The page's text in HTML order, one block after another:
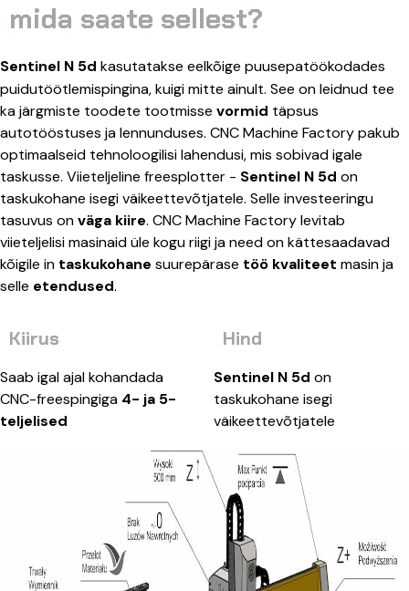
mida saate sellest?
Sentinel N 5d kasutatakse eelkõige puusepatöökodades
puidutöötlemispingina, kuigi mitte ainult. See on leidnud tee
ka järgmiste toodete tootmisse vormid täpsus
autotööstuses ja lennunduses. CNC Machine Factory pakub
optimaalseid tehnoloogilisi lahendusi, mis sobivad igale
taskusse. Viieteljeline freesplotter - Sentinel N 5d on
taskukohane isegi väikeettevõtjatele. Selle investeeringu
tasuvus onväga kiire. CNC Machine Factory levitab
viieteljelisi masinaid üle kogu riigi ja need on kättesaadavad
kõigile in taskukohane suurepärase töö kvaliteet masin ja
selle etendused.
Kiirus
Saab igal ajal kohandada
CNC-freespingiga 4- ja 5-
teljelised
Hind
Sentinel N 5d on
taskukohane isegi
väikeettevõtjatele